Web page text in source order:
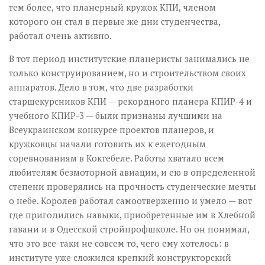
тем более, что планерный кружок КПИ, членом
которого он стал в первые же дни студенчества,
работал очень активно.
В тот период институтские планеристы занимались не
только конструированием, но и строительством своих
аппаратов. Дело в том, что две разработки
старшекурсников КПИ — рекордного планера КПИР-4 и
учебного КПИР-3 — были признаны лучшими на
Всеукраинском конкурсе проектов планеров, и
кружковцы начали готовить их к ежегодным
соревнованиям в Коктебеле. Работы хватало всем
любителям безмоторной авиации, и ею в определенной
степени проверялись на прочность студенческие мечты
о небе. Королев работал самоотверженно и умело — вот
где пригодились навыки, приобретенные им в Хлебной
гавани и в Одесской стройпрофшколе. Но он понимал,
что это все-таки не совсем то, чего ему хотелось: в
институте уже сложился крепкий конструкторский